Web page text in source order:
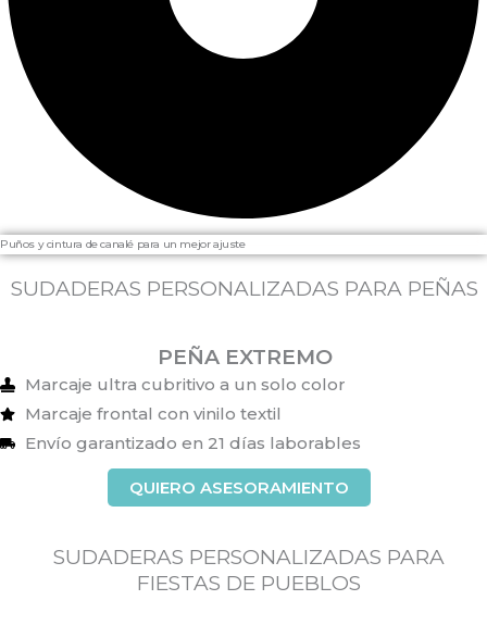
Puños y cintura de canalé para un mejor ajuste
SUDADERAS PERSONALIZADAS PARA PEÑAS
PEÑA EXTREMO
Marcaje ultra cubritivo a un solo color
Marcaje frontal con vinilo textil
Envío garantizado en 21 días laborables
QUIERO ASESORAMIENTO
SUDADERAS PERSONALIZADAS PARA
FIESTAS DE PUEBLOS